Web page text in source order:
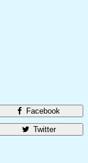
Facebook
Twitter